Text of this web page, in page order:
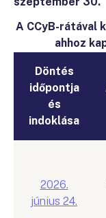
A CCyB-rátával
ahhoz
Döntés
időpontja
és
indoklása
2026.
június 24.